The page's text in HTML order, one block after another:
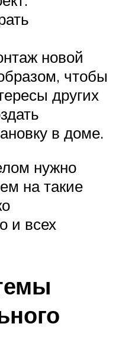
новой
чтобы
других
в доме.
нужно
на такие
и всех